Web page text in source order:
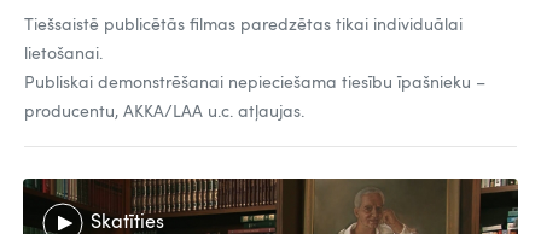
Tiešsaistē publicētās filmas paredzētas tikai individuālai
lietošanai.
Publiskai demonstrēšanai nepieciešama tiesību īpašnieku –
producentu, AKKA/LAA u.c. atļaujas.
Skatīties